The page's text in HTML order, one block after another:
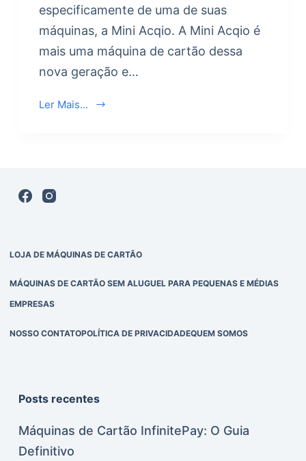
especificamente de uma de suas
máquinas, a Mini Acqio. A Mini Acqio é
mais uma máquina de cartão dessa
nova geração e…
Ler Mais...
LOJA DE MÁQUINAS DE CARTÃO
MÁQUINAS DE CARTÃO SEM ALUGUEL PARA PEQUENAS E MÉDIAS
EMPRESAS
NOSSO CONTATOPOLÍTICA DE PRIVACIDADEQUEM SOMOS
Posts recentes
Máquinas de Cartão InfinitePay: O Guia
Definitivo